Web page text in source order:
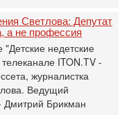
Светлова: Депутат
а не профессия
недетские
ITON.TV -
журналистка
Ведущий
Брикман